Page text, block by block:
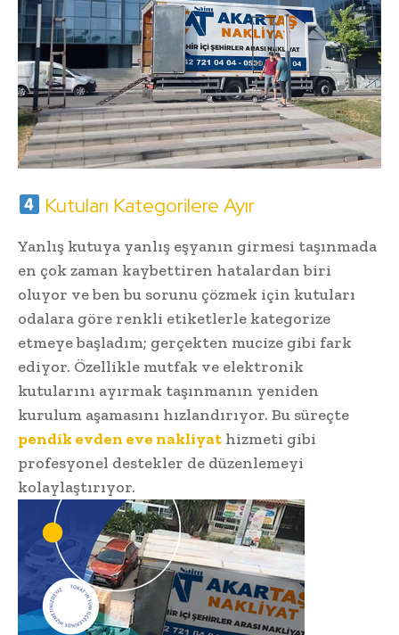
Kutuları Kategorilere Ayır
Yanlış kutuya yanlış eşyanın girmesi taşınmada
en çok zaman kaybettiren hatalardan biri
oluyor ve ben bu sorunu çözmek için kutuları
odalara göre renkli etiketlerle kategorize
etmeye başladım; gerçekten mucize gibi fark
ediyor. Özellikle mutfak ve elektronik
kutularını ayırmak taşınmanın yeniden
kurulum aşamasını hızlandırıyor. Bu süreçte
pendik evden eve nakliyat hizmeti gibi
profesyonel destekler de düzenlemeyi
kolaylaştırıyor.